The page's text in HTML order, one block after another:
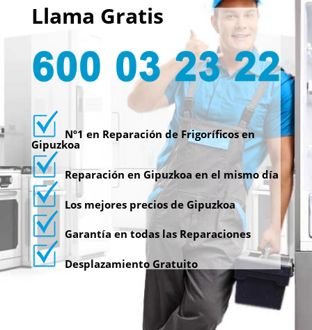
Llama Gratis
Nº1 en Reparación de Frigoríficos en
Gipuzkoa
Reparación en Gipuzkoa en el mismo día
Los mejores precios de Gipuzkoa
Garantía en todas las Reparaciones
Desplazamiento Gratuito